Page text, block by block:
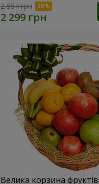
2 554 грн
Велика корзина фруктів